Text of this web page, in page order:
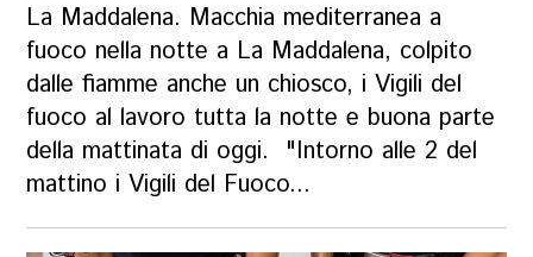
La Maddalena. Macchia mediterranea a
fuoco nella notte a La Maddalena, colpito
dalle fiamme anche un chiosco, i Vigili del
fuoco al lavoro tutta la notte e buona parte
della mattinata di oggi. "Intorno alle 2 del
mattino i Vigili del Fuoco...